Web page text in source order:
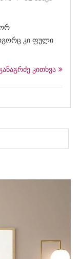
კი ფული
კითხვა